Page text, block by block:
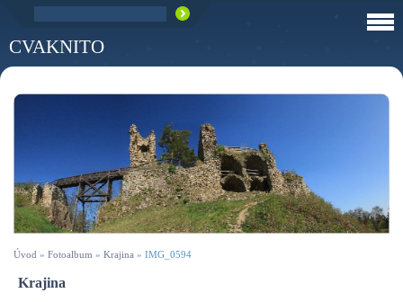
CVAKNITO
Úvod » Fotoalbum » Krajina » IMG_0594
Krajina